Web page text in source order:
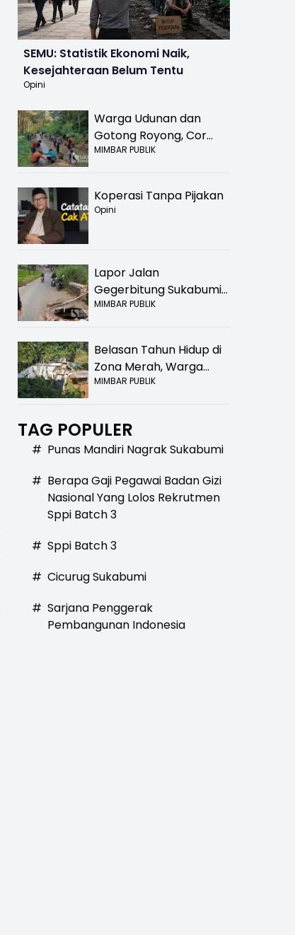
SEMU: Statistik Ekonomi Naik,
Kesejahteraan Belum Tentu
Opini
Warga Udunan dan
Gotong Royong, Cor
Jalan Hancur di
MIMBAR PUBLIK
Koperasi Tanpa Pijakan
Opini
Lapor Jalan
Gegerbitung Sukabumi
Bolong! Bahaya Bagi
MIMBAR PUBLIK
Belasan Tahun Hidup di
Zona Merah, Warga
Kampung Nangewer
Relokasi
MIMBAR PUBLIK
TAG POPULER
# Punas Mandiri Nagrak Sukabumi
# Berapa Gaji Pegawai Badan Gizi
Nasional Yang Lolos Rekrutmen
Sppi Batch 3
# Sppi Batch 3
# Cicurug Sukabumi
# Sarjana Penggerak
Pembangunan Indonesia